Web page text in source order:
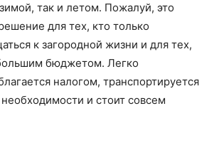
так и летом. Пожалуй, это
для тех, кто только
к загородной жизни и для тех,
бюджетом. Легко
налогом, транспортируется
и стоит совсем